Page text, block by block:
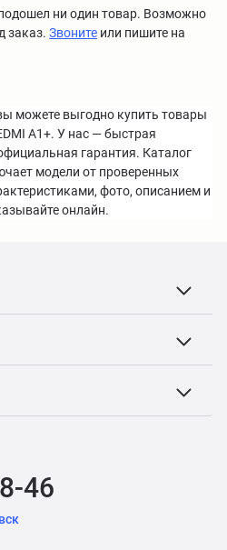
ни один товар. Возможно
заказ. Звоните или пишите на
можете выгодно купить товары
A1+. У нас — быстрая
гарантия. Каталог
модели от проверенных
фото, описанием и
онлайн.
46